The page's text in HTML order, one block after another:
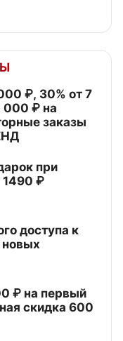
₽, 30% от 7
000 ₽ на
заказы
при
1490 ₽
доступа к
новых
₽ на первый
скидка 600